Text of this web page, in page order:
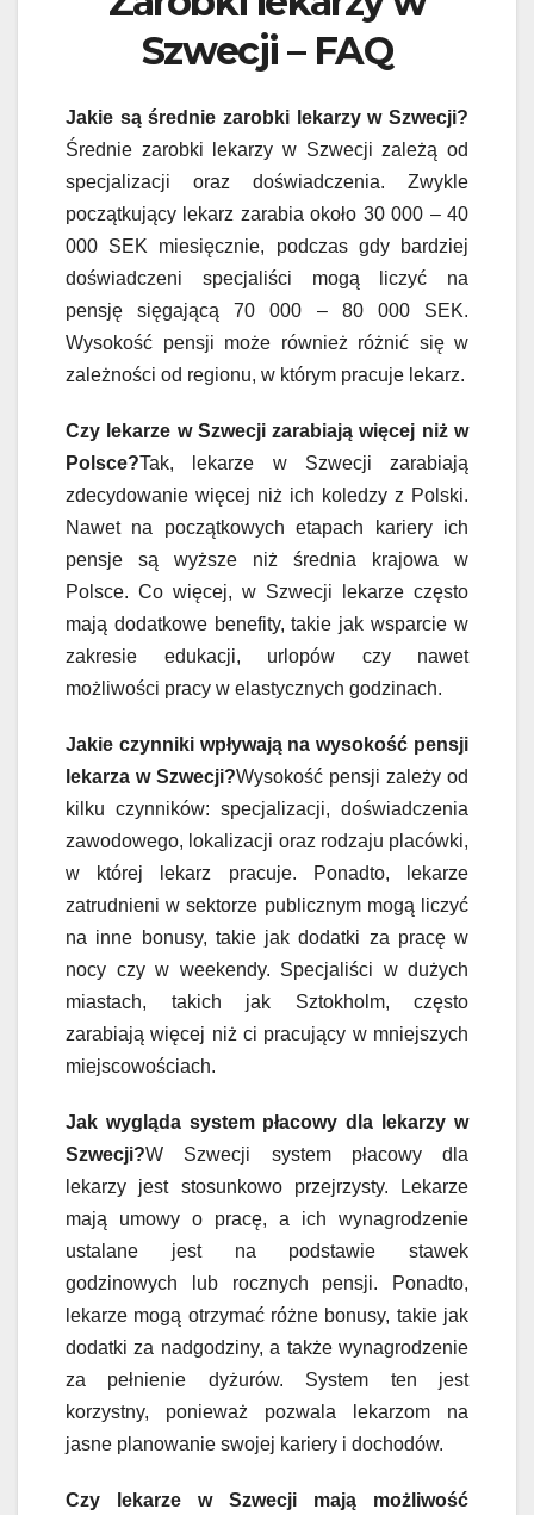
Szwecji – FAQ
Jakie są średnie zarobki lekarzy w Szwecji?
Średnie zarobki lekarzy w Szwecji zależą od
specjalizacji oraz doświadczenia. Zwykle
początkujący lekarz zarabia około 30 000 – 40
000 SEK miesięcznie, podczas gdy bardziej
doświadczeni specjaliści mogą liczyć na
pensję sięgającą 70 000 – 80 000 SEK.
Wysokość pensji może również różnić się w
zależności od regionu, w którym pracuje lekarz.
Czy lekarze w Szwecji zarabiają więcej niż w
Polsce?Tak, lekarze w Szwecji zarabiają
zdecydowanie więcej niż ich koledzy z Polski.
Nawet na początkowych etapach kariery ich
pensje są wyższe niż średnia krajowa w
Polsce. Co więcej, w Szwecji lekarze często
mają dodatkowe benefity, takie jak wsparcie w
zakresie edukacji, urlopów czy nawet
możliwości pracy w elastycznych godzinach.
Jakie czynniki wpływają na wysokość pensji
lekarza w Szwecji?Wysokość pensji zależy od
kilku czynników: specjalizacji, doświadczenia
zawodowego, lokalizacji oraz rodzaju placówki,
w której lekarz pracuje. Ponadto, lekarze
zatrudnieni w sektorze publicznym mogą liczyć
na inne bonusy, takie jak dodatki za pracę w
nocy czy w weekendy. Specjaliści w dużych
miastach, takich jak Sztokholm, często
zarabiają więcej niż ci pracujący w mniejszych
miejscowościach.
Jak wygląda system płacowy dla lekarzy w
Szwecji?W Szwecji system płacowy dla
lekarzy jest stosunkowo przejrzysty. Lekarze
mają umowy o pracę, a ich wynagrodzenie
ustalane jest na podstawie stawek
godzinowych lub rocznych pensji. Ponadto,
lekarze mogą otrzymać różne bonusy, takie jak
dodatki za nadgodziny, a także wynagrodzenie
za pełnienie dyżurów. System ten jest
korzystny, ponieważ pozwala lekarzom na
jasne planowanie swojej kariery i dochodów.
Czy lekarze w Szwecji mają możliwość